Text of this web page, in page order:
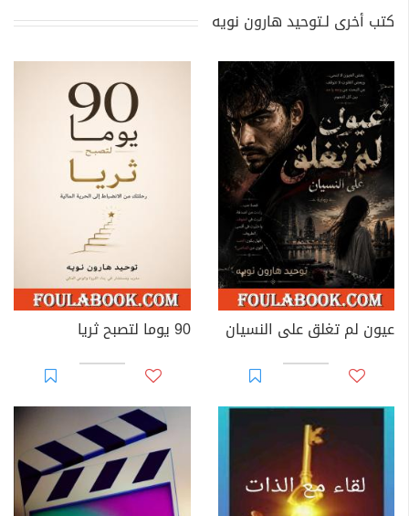
كتب أخرى لـتوحيد هارون نويه
عيون لم تغلق على النسيان 90 يوما لتصبح ثريا